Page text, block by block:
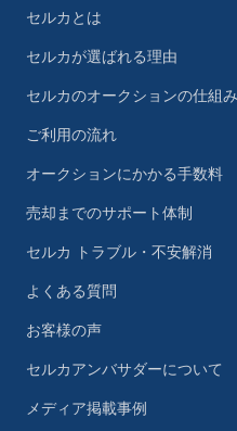
セルカとは
セルカが選ばれる理由
セルカのオークションの仕組み
ご利用の流れ
オークションにかかる手数料
売却までのサポート体制
セルカ トラブル・不安解消
よくある質問
お客様の声
セルカアンバサダーについて
メディア掲載事例